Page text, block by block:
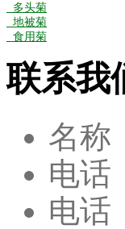
多头菊
地被菊
食用菊
联系我
名称
电话
电话